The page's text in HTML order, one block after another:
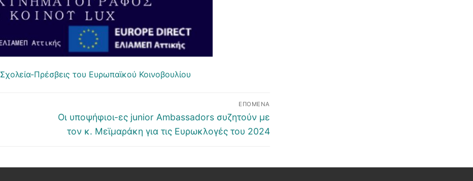
Σχολεία-Πρέσβεις του Ευρωπαϊκού Κοινοβουλίου
ΕΠΌΜΕΝΑ
Επόμενο
άρθρο:
Οι υποψήφιοι-ες junior Ambassadors συζητούν με
τον κ. Μεϊμαράκη για τις Ευρωκλογές του 2024